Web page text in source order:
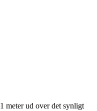
meter ud over det synligt